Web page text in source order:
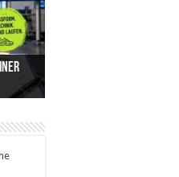
mit